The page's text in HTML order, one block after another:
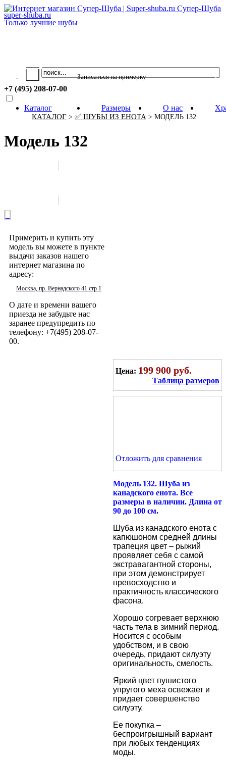
Супер-Шуба
super-shuba.ru
Только лучшие шубы
.
+7 (495) 208-07-00
Каталог Размеры О нас
КАТАЛОГ > ✅ ШУБЫ ИЗ ЕНОТА > МОДЕЛЬ 132
Модель 132
Примерить и купить эту
модель вы можете в пункте
выдачи заказов нашего
интернет магазина по
адресу:
Москва, пр. Вернадского 41 стр 1
О дате и времени вашего
приезда не забудьте нас
заранее предупредить по
телефону: +7(495) 208-07-
00.
Цена: 199 900 руб.
Таблица размеров
Отложить для сравнения
Модель 132. Шуба из
канадского енота. Все
размеры в наличии. Длина от
90 до 100 см.
Шуба из канадского енота с
капюшоном средней длины
трапеция цвет – рыжий
проявляет себя с самой
экстравагантной стороны,
при этом демонстрирует
превосходство и
практичность классического
фасона.
Хорошо согревает верхнюю
часть тела в зимний период.
Носится с особым
удобством, и в свою
очередь, придают силуэту
оригинальность, смелость.
Яркий цвет пушистого
упругого меха освежает и
придает совершенство
силуэту.
Ее покупка –
беспроигрышный вариант
при любых тенденциях
моды.